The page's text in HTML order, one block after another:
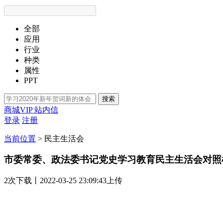
全部
应用
行业
种类
属性
PPT
搜索
商城VIP站内信
登录 注册
当前位置 > 民主生活会
市委常委、政法委书记党史学习教育民主生活会对
2次下载 丨2022-03-25 23:09:43上传